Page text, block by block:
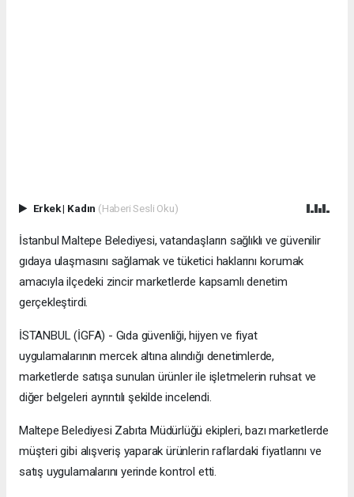
Erkek| Kadın (Haberi Sesli Oku)
İstanbul Maltepe Belediyesi, vatandaşların sağlıklı ve güvenilir
gıdaya ulaşmasını sağlamak ve tüketici haklarını korumak
amacıyla ilçedeki zincir marketlerde kapsamlı denetim
gerçekleştirdi.
İSTANBUL (İGFA) - Gıda güvenliği, hijyen ve fiyat
uygulamalarının mercek altına alındığı denetimlerde,
marketlerde satışa sunulan ürünler ile işletmelerin ruhsat ve
diğer belgeleri ayrıntılı şekilde incelendi.
Maltepe Belediyesi Zabıta Müdürlüğü ekipleri, bazı marketlerde
müşteri gibi alışveriş yaparak ürünlerin raflardaki fiyatlarını ve
satış uygulamalarını yerinde kontrol etti.